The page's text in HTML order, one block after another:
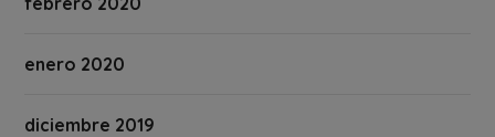
enero 2020
diciembre 2019